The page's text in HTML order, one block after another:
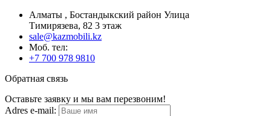
Алматы , Бостандыкский район Улица
Тимирязева, 82 3 этаж
sale@kazmobili.kz
Moб. тел:
+7 700 978 9810
Обратная связь
Оставьте заявку и мы вам перезвоним!
Adres e-mail: